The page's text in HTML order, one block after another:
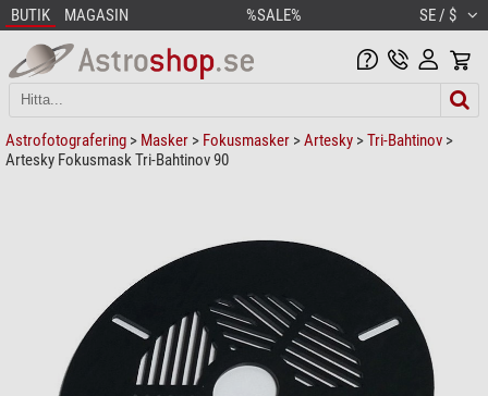
BUTIK MAGASIN %SALE% SE / $
Astrofotografering > Masker > Fokusmasker >Artesky >Tri-Bahtinov >
Artesky Fokusmask Tri-Bahtinov 90